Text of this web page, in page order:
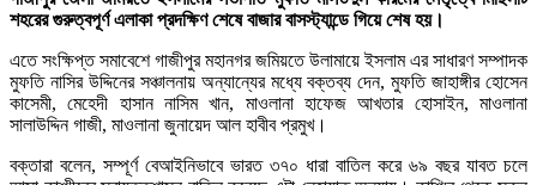
শহরের গুরুত্বপূর্ণ এলাকা প্রদক্ষিণ শেষে বাজার বাসস্ট্যান্ডে গিয়ে শেষ হয়।
এতে সংক্ষিপ্ত সমাবেশে গাজীপুর মহানগর জমিয়তে উলামায়ে ইসলাম এর সাধারণ সম্পাদক
মুফতি নাসির উদ্দিনের সঞ্চালনায় অন্যান্যের মধ্যে বক্তব্য দেন, মুফতি জাহাঙ্গীর হোসেন
কাসেমী, মেহেদী হাসান নাসিম খান, মাওলানা হাফেজ আখতার হোসাইন, মাওলানা
সালাউদ্দিন গাজী, মাওলানা জুনায়েদ আল হাবীব প্রমুখ।
বক্তারা বলেন, সম্পূর্ণ বেআইনিভাবে ভারত ৩৭০ ধারা বাতিল করে ৬৯ বছর যাবত চলে